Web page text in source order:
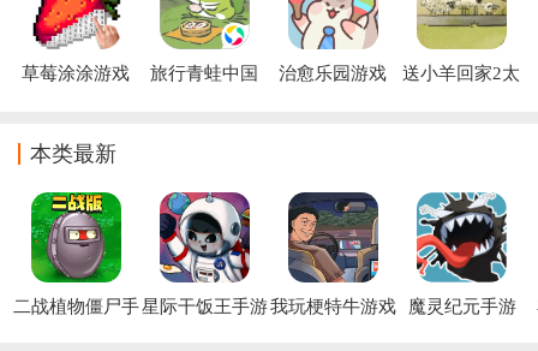
草莓涂涂游戏
旅行青蛙中国
治愈乐园游戏
送小羊回家2太
本类最新
二战植物僵尸手星际干饭王手游我玩梗特牛游戏 魔灵纪元手游